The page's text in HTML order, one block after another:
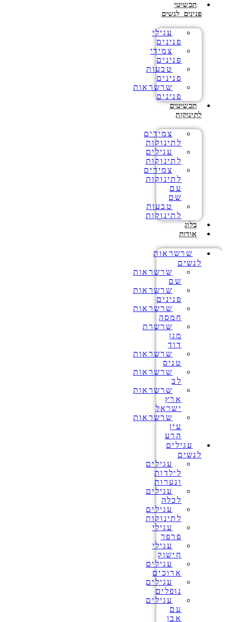
תכשיטי
פנינים לנשים
עגילי
פנינים
צמידי
פנינים
טבעות
פנינים
שרשראות
פנינים
תכשיטים
לתינוקות
צמידים
לתינוקות
עגילים
לתינוקות
צמידים
לתינוקות
עם
שם
טבעות
לתינוקות
בלוג
אודות
שרשראות
לנשים
שרשראות
שם
שרשראות
פנינים
שרשראות
חמסה
שרשרת
מגן
דוד
שרשראות
טניס
שרשראות
לב
שרשראות
ארץ
ישראל
שרשראות
עין
הרע
עגילים
לנשים
עגילים
לילדות
ונערות
עגילים
לכלה
עגילים
לתינוקות
עגילי
פרפר
עגילי
חישוק
עגילים
ארוכים
עגילים
נופלים
עגילים
עם
אבן